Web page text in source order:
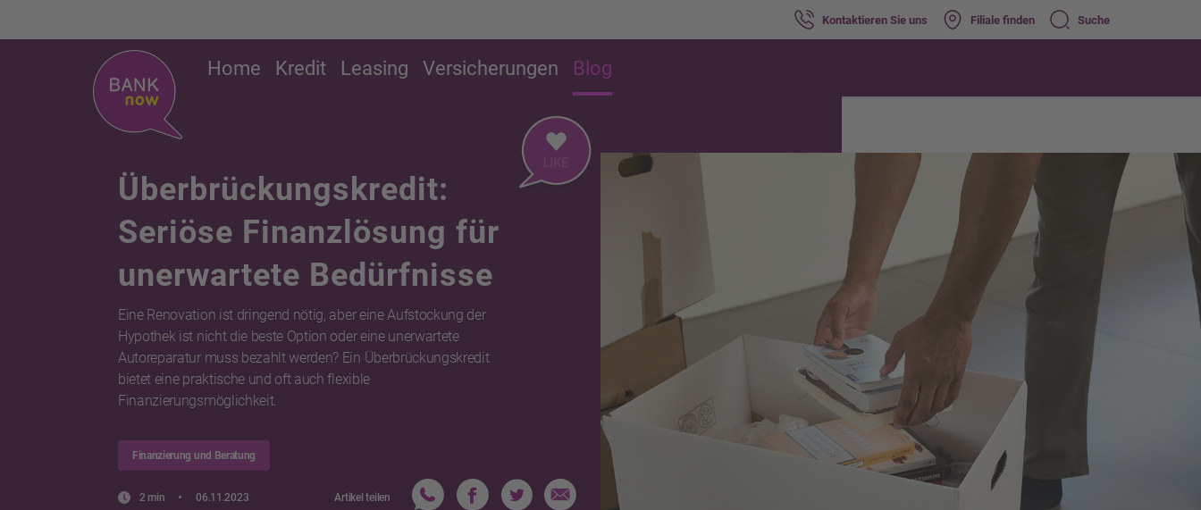
Kontaktieren Sie uns Filiale finden Suche
Home Kredit Leasing Versicherungen Blog
Überbrückungskredit:
Seriöse Finanzlösung für
unerwartete Bedürfnisse
Eine Renovation ist dringend nötig, aber eine Aufstockung der
Hypothek ist nicht die beste Option oder eine unerwartete
Autoreparatur muss bezahlt werden? Ein Überbrückungskredit
bietet eine praktische und oft auch flexible
Finanzierungsmöglichkeit.
Finanzierung und Beratung
2 min 06.11.2023 Artikel teilen